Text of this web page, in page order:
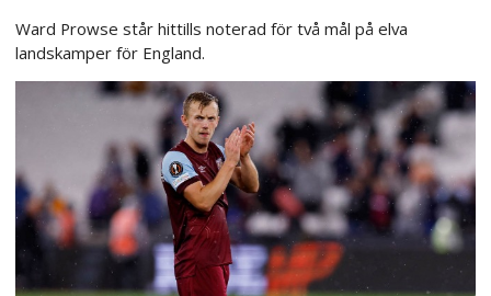
Ward Prowse står hittills noterad för två mål på elva
landskamper för England.